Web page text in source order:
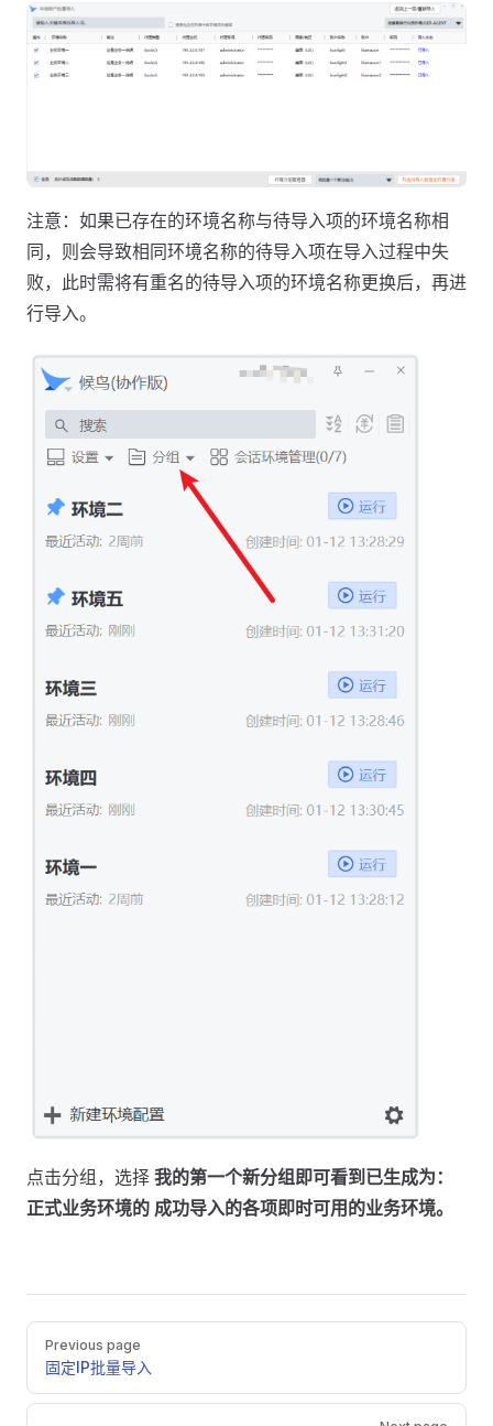
注意：如果已存在的环境名称与待导入项的环境名称相
同，则会导致相同环境名称的待导入项在导入过程中失
败，此时需将有重名的待导入项的环境名称更换后，再进
行导入。
点击分组，选择 我的第一个新分组即可看到已生成为：
正式业务环境的 成功导入的各项即时可用的业务环境。
PagerPrevious page
固定IP批量导入